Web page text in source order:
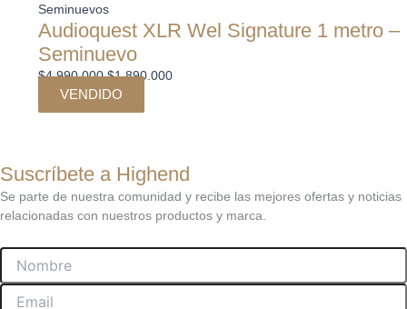
Seminuevos
Audioquest XLR Wel Signature 1 metro –
Seminuevo
$4.990.000 $1.890.000
VENDIDO
Suscríbete a Highend
Se parte de nuestra comunidad y recibe las mejores ofertas y noticias
relacionadas con nuestros productos y marca.
Nombre
Email